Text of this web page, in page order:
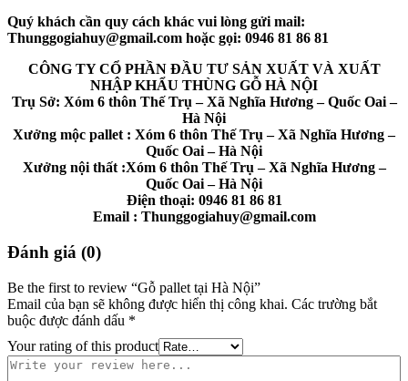
Quý khách cần quy cách khác vui lòng gửi mail:
Thunggogiahuy@gmail.com hoặc gọi: 0946 81 86 81
CÔNG TY CỔ PHẦN ĐẦU TƯ SẢN XUẤT VÀ XUẤT
NHẬP KHẨU THÙNG GỖ HÀ NỘI
Trụ Sở: Xóm 6 thôn Thế Trụ – Xã Nghĩa Hương – Quốc Oai –
Hà Nội
Xưởng mộc pallet : Xóm 6 thôn Thế Trụ – Xã Nghĩa Hương –
Quốc Oai – Hà Nội
Xưởng nội thất :Xóm 6 thôn Thế Trụ – Xã Nghĩa Hương –
Quốc Oai – Hà Nội
Điện thoại: 0946 81 86 81
Email : Thunggogiahuy@gmail.com
Đánh giá (0)
Be the first to review “Gỗ pallet tại Hà Nội”
Email của bạn sẽ không được hiển thị công khai. Các trường bắt
buộc được đánh dấu *
Your rating of this product